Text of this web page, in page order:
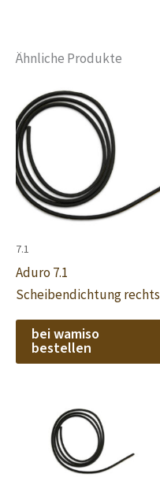
Ähnliche Produkte
7.1
Aduro 7.1
Scheibendichtung rechts
bei wamiso
bestellen